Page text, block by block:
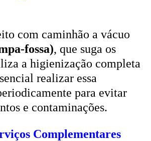
com caminhão a vácuo
fossa), que suga os
a higienização completa
realizar essa
para evitar
e contaminações.
Complementares